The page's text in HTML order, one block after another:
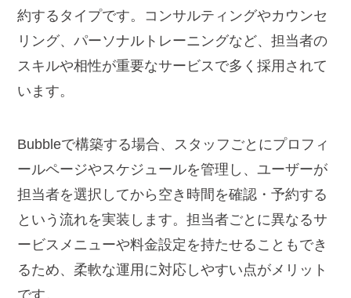
約するタイプです。コンサルティングやカウンセ
リング、パーソナルトレーニングなど、担当者の
スキルや相性が重要なサービスで多く採用されて
います。
Bubbleで構築する場合、スタッフごとにプロフィ
ールページやスケジュールを管理し、ユーザーが
担当者を選択してから空き時間を確認・予約する
という流れを実装します。担当者ごとに異なるサ
ービスメニューや料金設定を持たせることもでき
るため、柔軟な運用に対応しやすい点がメリット